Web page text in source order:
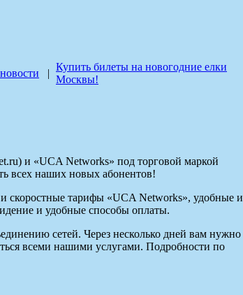
|
Купить билеты на новогодние елки
Москвы!
и «UCA Networks» под торговой маркой
всех наших новых абонентов!
тарифы «UCA Networks», удобные и
и удобные способы оплаты.
сетей. Через несколько дней вам нужно
всеми нашими услугами. Подробности по